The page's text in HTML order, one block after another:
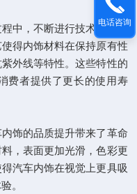
中，不断进行技术革新，
得内饰材料在保持原有性
外线等特性。这些特性的
费者提供了更长的使用寿
饰的品质提升带来了革命
，表面更加光滑，色彩更
汽车内饰在视觉上更具吸
。
电话咨询